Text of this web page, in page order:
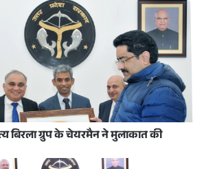
बिरला ग्रुप के चेयरमैन ने मुलाकात की